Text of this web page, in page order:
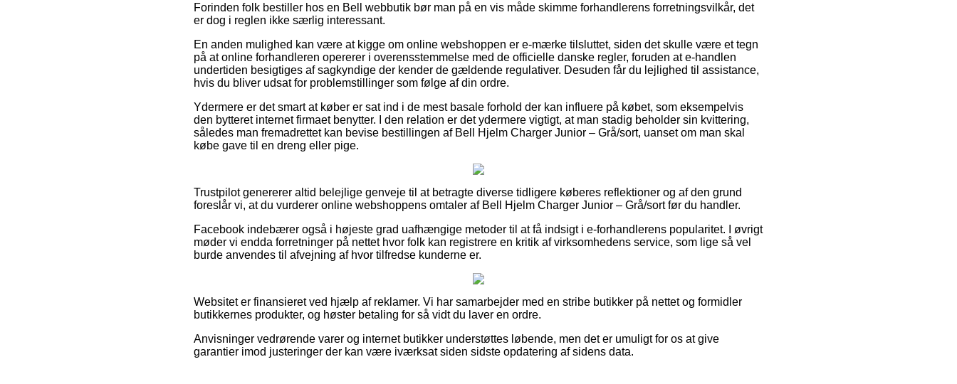
Forinden folk bestiller hos en Bell webbutik bør man på en vis måde skimme forhandlerens forretningsvilkår, det
er dog i reglen ikke særlig interessant.
En anden mulighed kan være at kigge om online webshoppen er e-mærke tilsluttet, siden det skulle være et tegn
på at online forhandleren opererer i overensstemmelse med de officielle danske regler, foruden at e-handlen
undertiden besigtiges af sagkyndige der kender de gældende regulativer. Desuden får du lejlighed til assistance,
hvis du bliver udsat for problemstillinger som følge af din ordre.
Ydermere er det smart at køber er sat ind i de mest basale forhold der kan influere på købet, som eksempelvis
den bytteret internet firmaet benytter. I den relation er det ydermere vigtigt, at man stadig beholder sin kvittering,
således man fremadrettet kan bevise bestillingen af Bell Hjelm Charger Junior – Grå/sort, uanset om man skal
købe gave til en dreng eller pige.
Trustpilot genererer altid belejlige genveje til at betragte diverse tidligere køberes reflektioner og af den grund
foreslår vi, at du vurderer online webshoppens omtaler af Bell Hjelm Charger Junior – Grå/sort før du handler.
Facebook indebærer også i højeste grad uafhængige metoder til at få indsigt i e-forhandlerens popularitet. I øvrigt
møder vi endda forretninger på nettet hvor folk kan registrere en kritik af virksomhedens service, som lige så vel
burde anvendes til afvejning af hvor tilfredse kunderne er.
Websitet er finansieret ved hjælp af reklamer. Vi har samarbejder med en stribe butikker på nettet og formidler
butikkernes produkter, og høster betaling for så vidt du laver en ordre.
Anvisninger vedrørende varer og internet butikker understøttes løbende, men det er umuligt for os at give
garantier imod justeringer der kan være iværksat siden sidste opdatering af sidens data.